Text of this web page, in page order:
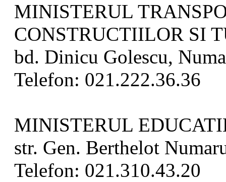
MINISTERUL
CONSTRUCTIILOR SI
bd. Dinicu Golescu,
Telefon: 021.222.36.36
MINISTERUL
str. Gen. Berthelot
Telefon: 021.310.43.20